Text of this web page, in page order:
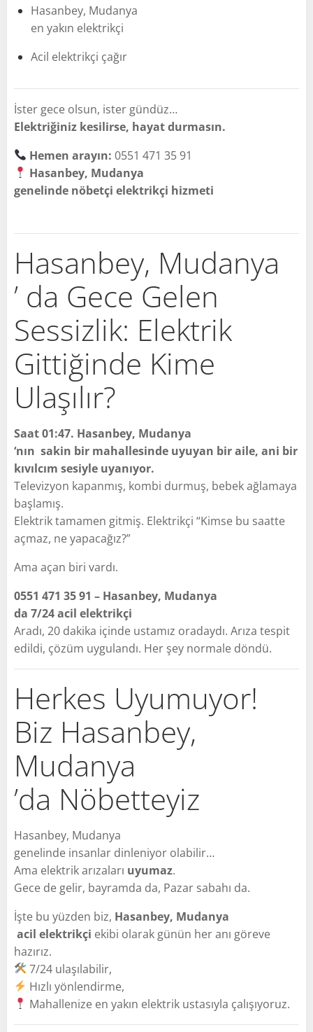
Hasanbey, Mudanya
en yakın elektrikçi
Acil elektrikçi çağır
İster gece olsun, ister gündüz…
Elektriğiniz kesilirse, hayat durmasın.
Hemen arayın: 0551 471 35 91
Hasanbey, Mudanya
genelinde nöbetçi elektrikçi hizmeti
Hasanbey, Mudanya
’ da Gece Gelen
Sessizlik: Elektrik
Gittiğinde Kime
Ulaşılır?
Saat 01:47. Hasanbey, Mudanya
‘nın sakin bir mahallesinde uyuyan bir aile, ani bir
kıvılcım sesiyle uyanıyor.
Televizyon kapanmış, kombi durmuş, bebek ağlamaya
başlamış.
Elektrik tamamen gitmiş. Elektrikçi “Kimse bu saatte
açmaz, ne yapacağız?”
Ama açan biri vardı.
0551 471 35 91 – Hasanbey, Mudanya
da 7/24 acil elektrikçi
Aradı, 20 dakika içinde ustamız oradaydı. Arıza tespit
edildi, çözüm uygulandı. Her şey normale döndü.
Herkes Uyumuyor!
Biz Hasanbey,
Mudanya
’da Nöbetteyiz
Hasanbey, Mudanya
genelinde insanlar dinleniyor olabilir…
Ama elektrik arızaları uyumaz.
Gece de gelir, bayramda da, Pazar sabahı da.
İşte bu yüzden biz, Hasanbey, Mudanya
acil elektrikçi ekibi olarak günün her anı göreve
hazırız.
7/24 ulaşılabilir,
Hızlı yönlendirme,
Mahallenize en yakın elektrik ustasıyla çalışıyoruz.